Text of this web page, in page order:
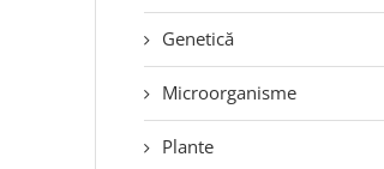
Genetică
Microorganisme
Plante